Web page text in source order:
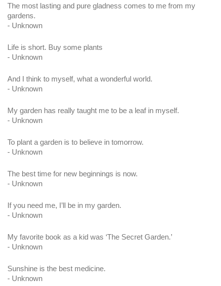
The most lasting and pure gladness comes to me from my
gardens.
- Unknown
Life is short. Buy some plants
- Unknown
And I think to myself, what a wonderful world.
- Unknown
My garden has really taught me to be a leaf in myself.
- Unknown
To plant a garden is to believe in tomorrow.
- Unknown
The best time for new beginnings is now.
- Unknown
If you need me, I’ll be in my garden.
- Unknown
My favorite book as a kid was ‘The Secret Garden.’
- Unknown
Sunshine is the best medicine.
- Unknown